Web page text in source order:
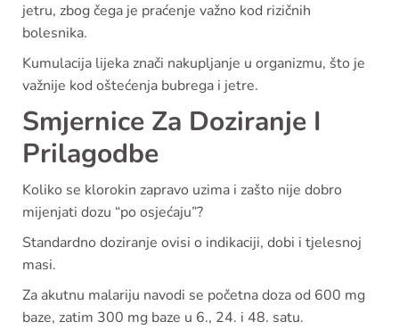
jetru, zbog čega je praćenje važno kod rizičnih
bolesnika.
Kumulacija lijeka znači nakupljanje u organizmu, što je
važnije kod oštećenja bubrega i jetre.
Smjernice Za Doziranje I
Prilagodbe
Koliko se klorokin zapravo uzima i zašto nije dobro
mijenjati dozu “po osjećaju”?
Standardno doziranje ovisi o indikaciji, dobi i tjelesnoj
masi.
Za akutnu malariju navodi se početna doza od 600 mg
baze, zatim 300 mg baze u 6., 24. i 48. satu.